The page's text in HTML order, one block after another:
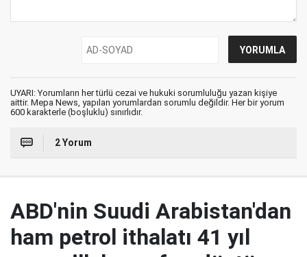
UYARI: Yorumların her türlü cezai ve hukuki sorumluluğu yazan kişiye
aittir. Mepa News, yapılan yorumlardan sorumlu değildir. Her bir yorum
600 karakterle (boşluklu) sınırlıdır.
2 Yorum
ABD'nin Suudi Arabistan'dan
ham petrol ithalatı 41 yıl